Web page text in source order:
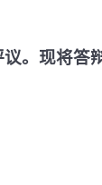
。现将答